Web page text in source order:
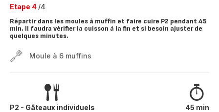
Etape 4 /4
Répartir dans les moules à muffin et faire cuire P2 pendant 45
min. Il faudra vérifier la cuisson à la fin et si besoin ajuster de
quelques minutes.
Moule à 6 muffins
P2 - Gâteaux individuels 45 min